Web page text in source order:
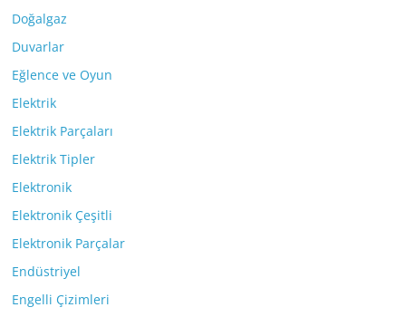
Doğalgaz
Duvarlar
Eğlence ve Oyun
Elektrik
Elektrik Parçaları
Elektrik Tipler
Elektronik
Elektronik Çeşitli
Elektronik Parçalar
Endüstriyel
Engelli Çizimleri